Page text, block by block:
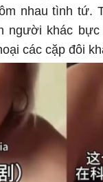
nhau tình tứ.
người khác
các cặp đôi